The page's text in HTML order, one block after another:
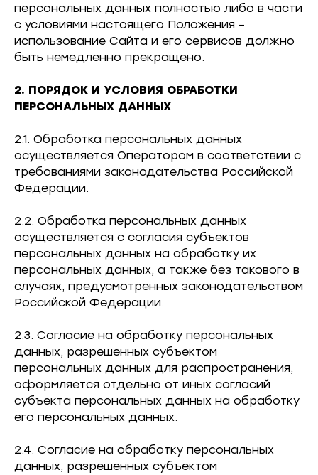
персональных данных полностью либо в части
с условиями настоящего Положения –
использование Сайта и его сервисов должно
быть немедленно прекращено.
2. ПОРЯДОК И УСЛОВИЯ ОБРАБОТКИ
ПЕРСОНАЛЬНЫХ ДАННЫХ
2.1. Обработка персональных данных
осуществляется Оператором в соответствии с
требованиями законодательства Российской
Федерации.
2.2. Обработка персональных данных
осуществляется с согласия субъектов
персональных данных на обработку их
персональных данных, а также без такового в
случаях, предусмотренных законодательством
Российской Федерации.
2.3. Согласие на обработку персональных
данных, разрешенных субъектом
персональных данных для распространения,
оформляется отдельно от иных согласий
субъекта персональных данных на обработку
его персональных данных.
2.4. Согласие на обработку персональных
данных, разрешенных субъектом